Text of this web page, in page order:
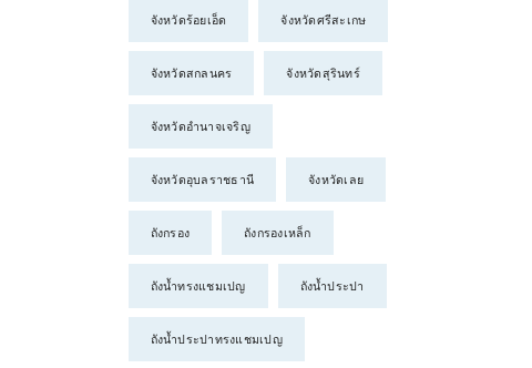
จังหวัดร้อยเอ็ด จังหวัดศรีสะเกษ
จังหวัดสกลนคร จังหวัดสุรินทร์
จังหวัดอำนาจเจริญ
จังหวัดอุบลราชธานี จังหวัดเลย
ถังกรอง ถังกรองเหล็ก
ถังน้ำทรงแชมเปญ ถังน้ำประปา
ถังน้ำประปาทรงแชมเปญ